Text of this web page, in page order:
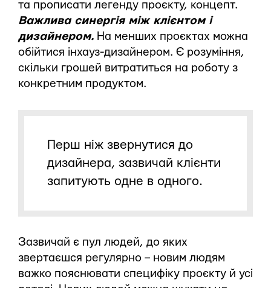
та прописати легенду проєкту, концепт.
Важлива синергія між клієнтом і
дизайнером. На менших проєктах можна
обійтися інхауз-дизайнером. Є розуміння,
скільки грошей витратиться на роботу з
конкретним продуктом.
Перш ніж звернутися до
дизайнера, зазвичай клієнти
запитують одне в одного.
Зазвичай є пул людей, до яких
звертаєшся регулярно – новим людям
важко пояснювати специфіку проєкту й усі